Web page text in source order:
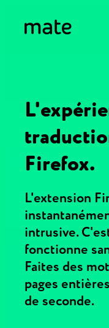
Firefox.
L'extension
intrusive.
fonctionne
Faites des
pages
de seconde.